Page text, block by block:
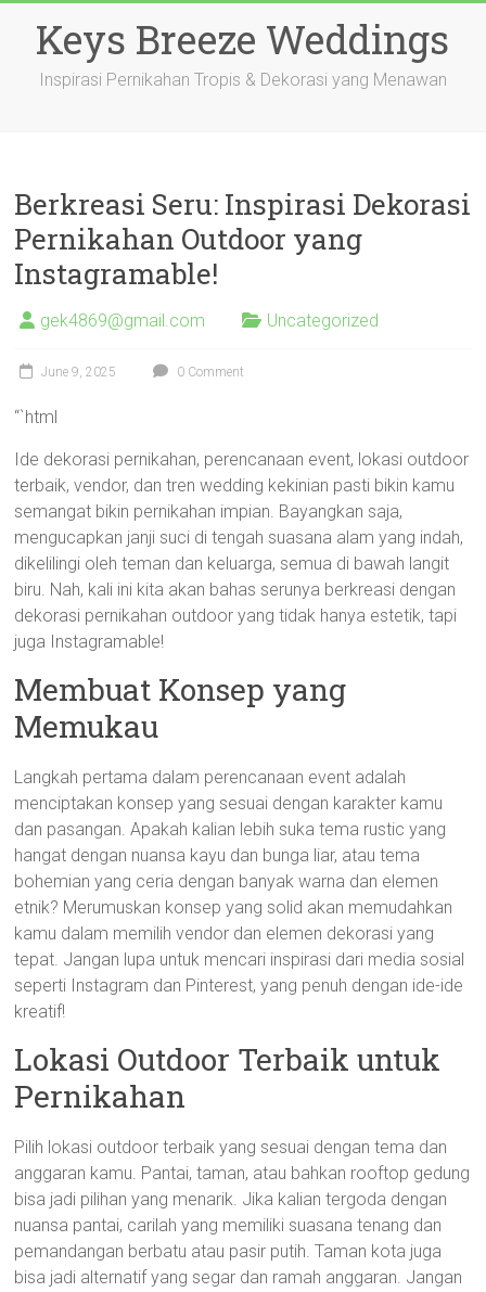
contentKeys Breeze Weddings
Inspirasi Pernikahan Tropis & Dekorasi yang Menawan
Berkreasi Seru: Inspirasi Dekorasi
Pernikahan Outdoor yang
Instagramable!
gek4869@gmail.com Uncategorized
June 9, 2025 0 Comment
“`html
Ide dekorasi pernikahan, perencanaan event, lokasi outdoor
terbaik, vendor, dan tren wedding kekinian pasti bikin kamu
semangat bikin pernikahan impian. Bayangkan saja,
mengucapkan janji suci di tengah suasana alam yang indah,
dikelilingi oleh teman dan keluarga, semua di bawah langit
biru. Nah, kali ini kita akan bahas serunya berkreasi dengan
dekorasi pernikahan outdoor yang tidak hanya estetik, tapi
juga Instagramable!
Membuat Konsep yang
Memukau
Langkah pertama dalam perencanaan event adalah
menciptakan konsep yang sesuai dengan karakter kamu
dan pasangan. Apakah kalian lebih suka tema rustic yang
hangat dengan nuansa kayu dan bunga liar, atau tema
bohemian yang ceria dengan banyak warna dan elemen
etnik? Merumuskan konsep yang solid akan memudahkan
kamu dalam memilih vendor dan elemen dekorasi yang
tepat. Jangan lupa untuk mencari inspirasi dari media sosial
seperti Instagram dan Pinterest, yang penuh dengan ide-ide
kreatif!
Lokasi Outdoor Terbaik untuk
Pernikahan
Pilih lokasi outdoor terbaik yang sesuai dengan tema dan
anggaran kamu. Pantai, taman, atau bahkan rooftop gedung
bisa jadi pilihan yang menarik. Jika kalian tergoda dengan
nuansa pantai, carilah yang memiliki suasana tenang dan
pemandangan berbatu atau pasir putih. Taman kota juga
bisa jadi alternatif yang segar dan ramah anggaran. Jangan